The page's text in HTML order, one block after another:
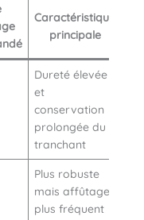
Caractéristique
principale
Dureté élevée
et
conservation
prolongée du
tranchant
Plus robuste
mais affûtage
plus fréquent